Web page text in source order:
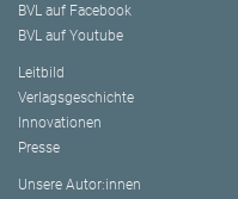
BVL auf Facebook
BVL auf Youtube
Leitbild
Verlagsgeschichte
Innovationen
Presse
Unsere Autor:innen